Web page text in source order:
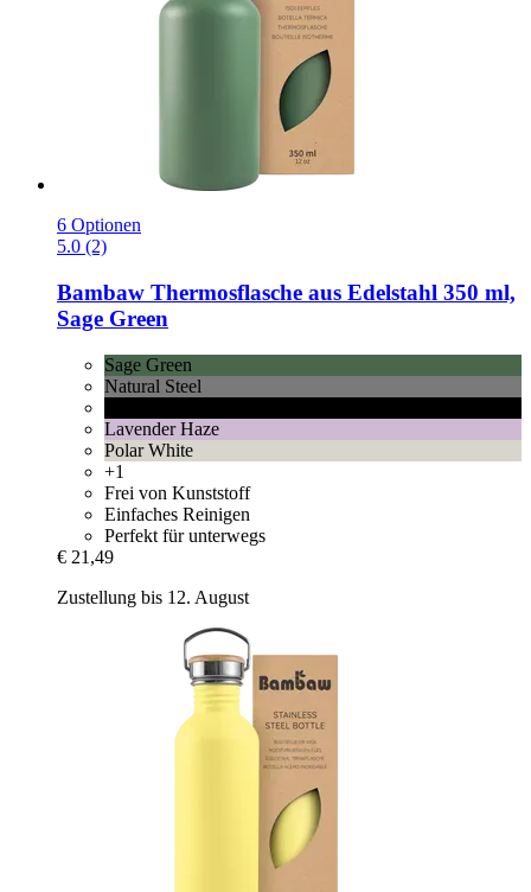
6 Optionen
5.0 (2)
Bambaw Thermosflasche aus Edelstahl 350 ml,
Sage Green
Sage Green
Natural Steel
Lavender Haze
Polar White
+1
Frei von Kunststoff
Einfaches Reinigen
Perfekt für unterwegs
€ 21,49
Zustellung bis 12. August